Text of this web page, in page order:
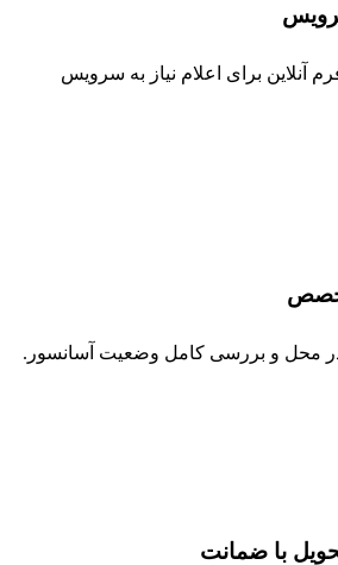
آنلاین برای اعلام نیاز به سرویس
محل و بررسی کامل وضعیت آسانسور.